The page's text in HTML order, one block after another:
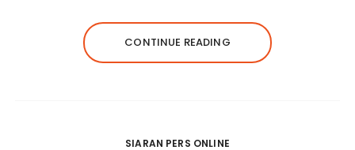
CONTINUE READING
SIARAN PERS ONLINE